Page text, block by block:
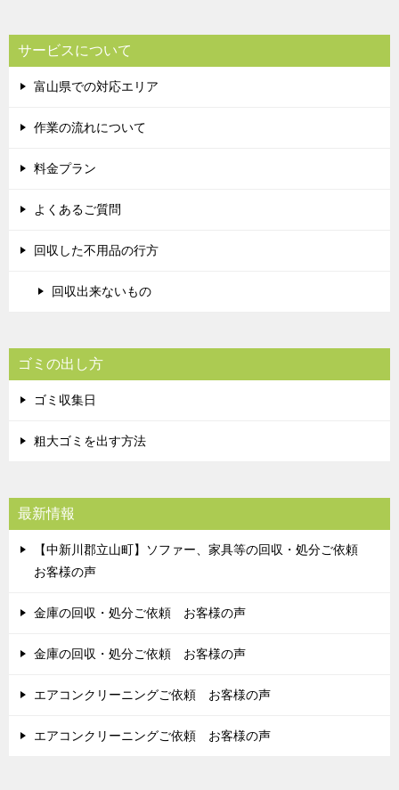
サービスについて
富山県での対応エリア
作業の流れについて
料金プラン
よくあるご質問
回収した不用品の行方
回収出来ないもの
ゴミの出し方
ゴミ収集日
粗大ゴミを出す方法
最新情報
【中新川郡立山町】ソファー、家具等の回収・処分ご依頼
お客様の声
金庫の回収・処分ご依頼 お客様の声
金庫の回収・処分ご依頼 お客様の声
エアコンクリーニングご依頼 お客様の声
エアコンクリーニングご依頼 お客様の声